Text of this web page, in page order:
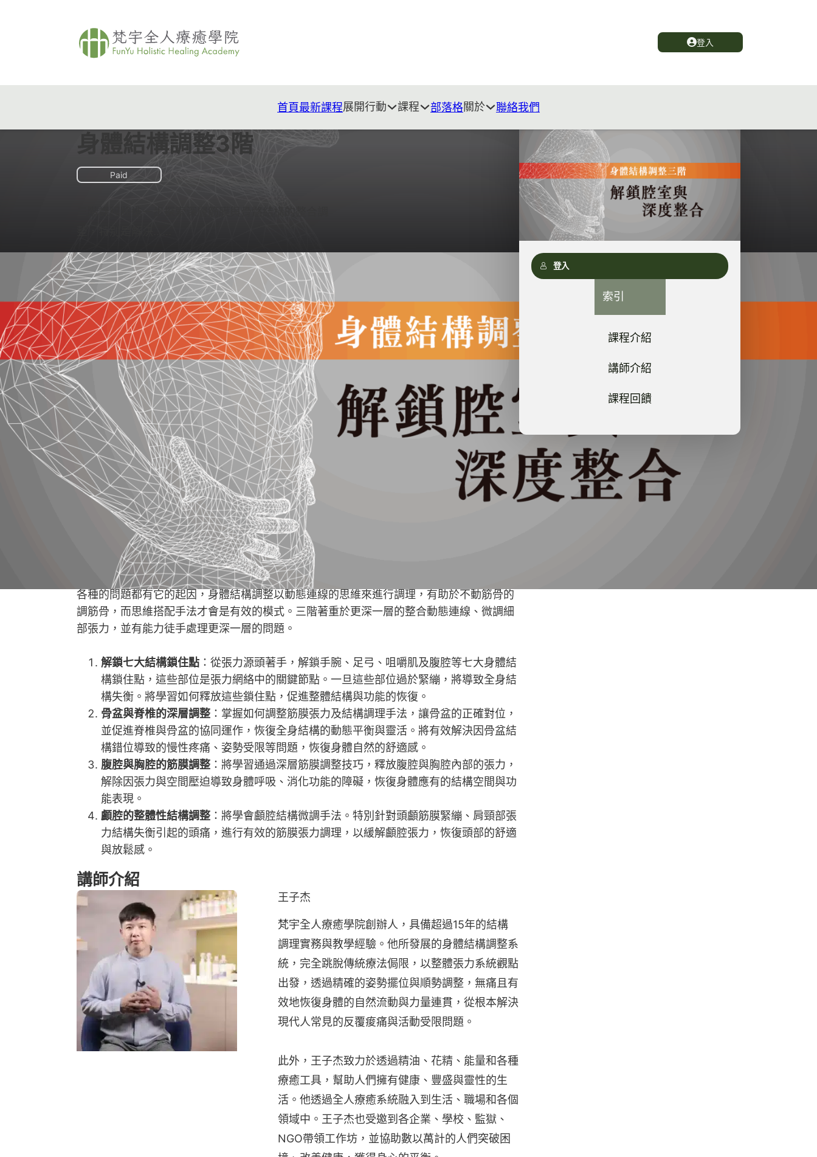
登入
首頁最新課程展開行動 課程 部落格關於 聯絡我們
身體結構調整3階
Paid
課程介紹
三階課程將進一步探索深層筋膜與骨骼結構的整合調整，特別是解決人體內部深層結構的問
題。在完成基礎的縱軸、橫軸與七大鎖住點調整後，將進一步學習如何重塑和還原人體的四
大核心腔室：骨盆腔、腹腔、胸腔和顱腔。這些腔室在全身結構平衡中發揮著至關重要的作
用，課程會指導如何解放各個腔室的深層筋膜，促進結構與功能的恢復。
在調整結構的過程中，終端筋膜是一大關鍵，除了手腕、足弓之外，腹腔（內臟）筋膜與頭
部筋膜的沾黏、鎖住，也會讓整個筋膜系統無法移動，並影響到其他部分。
而另一關鍵則是「骨盆」，骨盆做為柱狀的螺旋結構，傳統上用二維的觀點易產生誤解，而
企圖用各種的扳法改變結構，就如同脊椎側彎時企圖扳正一樣。骨盆的重點是讓縱軸的筋膜
系統能與下肋連結、對位，使前後軸線進入筋膜的動態連線當中。
在薦髂關節貼合、骨盆對稱之後，橫軸才有機會與縱軸連結、對位，再進一步的讓脊肌有挪
移的空間。此外，橫隔膜的張力與骨盆張力也會互相影響前後的軸線。在胸廓張力平衡後，
才有機會將頭部、臉部筋膜進一步重整還原，讓整體系統進入動態連線。
各種的問題都有它的起因，身體結構調整以動態連線的思維來進行調理，有助於不動筋骨的
調筋骨，而思維搭配手法才會是有效的模式。三階著重於更深一層的整合動態連線、微調細
部張力，並有能力徒手處理更深一層的問題。
解鎖七大結構鎖住點：從張力源頭著手，解鎖手腕、足弓、咀嚼肌及腹腔等七大身體結
構鎖住點，這些部位是張力網絡中的關鍵節點。一旦這些部位過於緊繃，將導致全身結
構失衡。將學習如何釋放這些鎖住點，促進整體結構與功能的恢復。
骨盆與脊椎的深層調整：掌握如何調整筋膜張力及結構調理手法，讓骨盆的正確對位，
並促進脊椎與骨盆的協同運作，恢復全身結構的動態平衡與靈活。將有效解決因骨盆結
構錯位導致的慢性疼痛、姿勢受限等問題，恢復身體自然的舒適感。
腹腔與胸腔的筋膜調整：將學習通過深層筋膜調整技巧，釋放腹腔與胸腔內部的張力，
解除因張力與空間壓迫導致身體呼吸、消化功能的障礙，恢復身體應有的結構空間與功
能表現。
顱腔的整體性結構調整：將學會顱腔結構微調手法。特別針對頭顱筋膜緊繃、肩頸部張
力結構失衡引起的頭痛，進行有效的筋膜張力調理，以緩解顱腔張力，恢復頭部的舒適
與放鬆感。
講師介紹
王子杰
梵宇全人療癒學院創辦人，具備超過15年的結構
調理實務與教學經驗。他所發展的身體結構調整系
統，完全跳脫傳統療法侷限，以整體張力系統觀點
出發，透過精確的姿勢擺位與順勢調整，無痛且有
效地恢復身體的自然流動與力量連貫，從根本解決
現代人常見的反覆痠痛與活動受限問題。
此外，王子杰致力於透過精油、花精、能量和各種
療癒工具，幫助人們擁有健康、豐盛與靈性的生
活。他透過全人療癒系統融入到生活、職場和各個
領域中。王子杰也受邀到各企業、學校、監獄、
NGO帶領工作坊，並協助數以萬計的人們突破困
登入
索引
課程介紹
講師介紹
課程回饋